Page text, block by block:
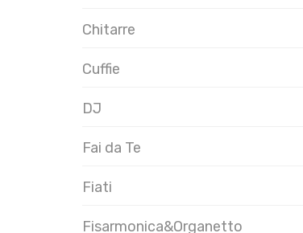
Chitarre
Cuffie
DJ
Fai da Te
Fiati
Fisarmonica&Organetto